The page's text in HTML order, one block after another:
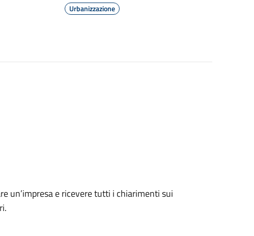
Urbanizzazione
un’impresa e ricevere tutti i chiarimenti sui